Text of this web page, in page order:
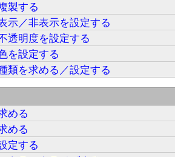
製する
示／非表示を設定する
透明度を設定する
を設定する
類を求める／設定する
める
める
定する